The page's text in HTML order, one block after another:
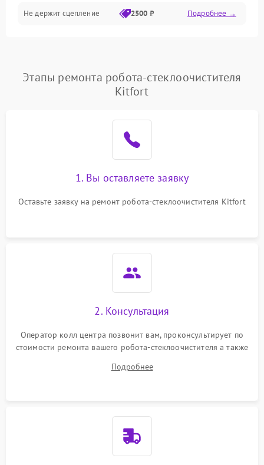
Не держит сцепление 2500 ₽ Подробнее →
Этапы ремонта робота-стеклоочистителя
Kitfort
1. Вы оставляете заявку
Оставьте заявку на ремонт робота-стеклоочистителя Kitfort
2. Консультация
Оператор колл центра позвонит вам, проконсультирует по
стоимости ремонта вашего робота-стеклоочистителя а также
Подробнее